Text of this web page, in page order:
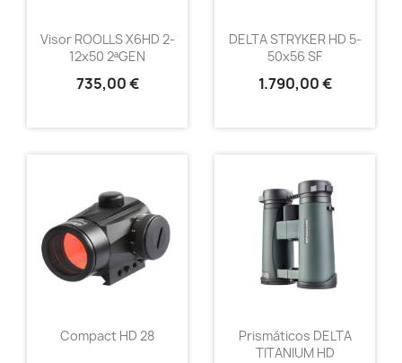
Visor ROOLLS X6HD 2-
12x50 2ªGEN
735,00 €
DELTA STRYKER HD 5-
50x56 SF
1.790,00 €
Compact HD 28
Prismáticos DELTA
TITANIUM HD